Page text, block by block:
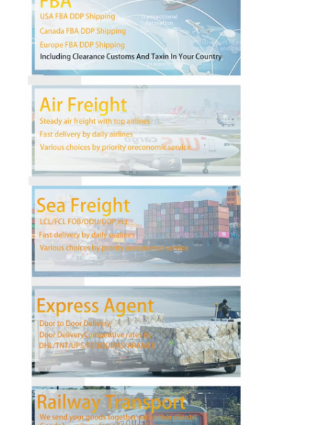
ผลิตภัณฑ์
เกี่ยวกับเรา
ทัวร์โรงงาน
ควบคุมคุณภาพ
ติดต่อเรา
การขนส่งสินค้าระหว่างประเทศ
ขนส่งทางอากาศ
การขนส่งทางทะเล
DDP จัดส่งจากจีน
จัดส่งด่วน
การขนส่งสินค้าทางรถไฟ
จัดส่งไปยัง Amazon